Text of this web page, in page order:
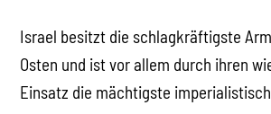
Israel besitzt die schlagkräftigste
Osten und ist vor allem durch ihren
Einsatz die mächtigste